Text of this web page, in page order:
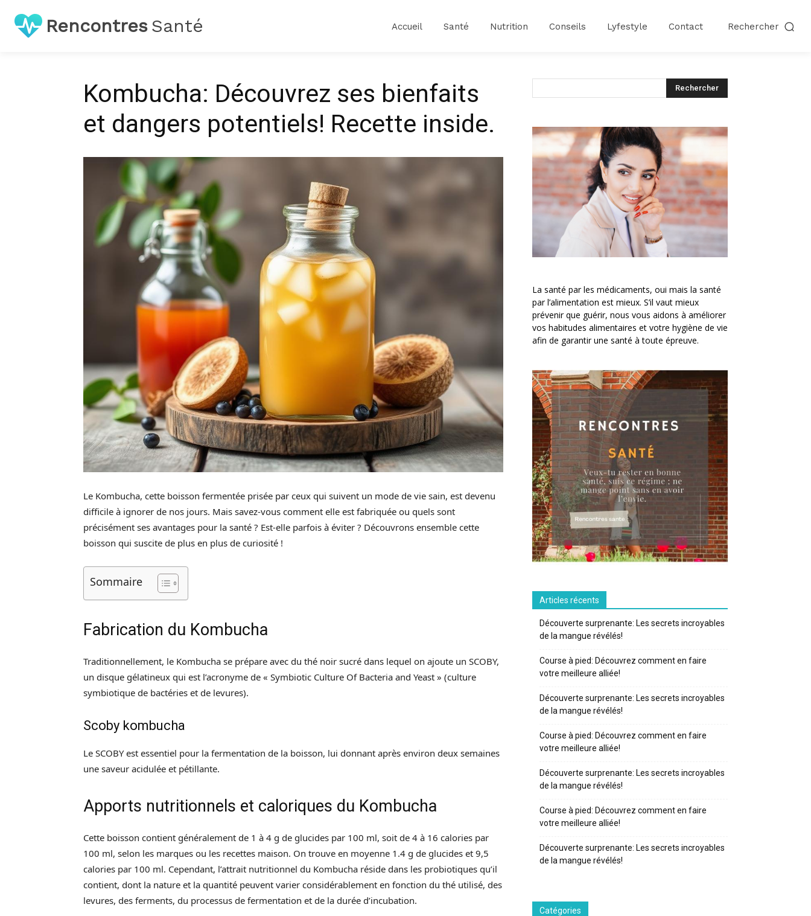
Rencontres Santé Accueil Santé Nutrition Conseils Lyfestyle Contact Rechercher
Kombucha: Découvrez ses bienfaits
et dangers potentiels! Recette inside.
Le Kombucha, cette boisson fermentée prisée par ceux qui suivent un mode de vie sain, est devenu
difficile à ignorer de nos jours. Mais savez-vous comment elle est fabriquée ou quels sont
précisément ses avantages pour la santé ? Est-elle parfois à éviter ? Découvrons ensemble cette
boisson qui suscite de plus en plus de curiosité !
Sommaire
Fabrication du Kombucha
Traditionnellement, le Kombucha se prépare avec du thé noir sucré dans lequel on ajoute un SCOBY,
un disque gélatineux qui est l’acronyme de « Symbiotic Culture Of Bacteria and Yeast » (culture
symbiotique de bactéries et de levures).
Scoby kombucha
Le SCOBY est essentiel pour la fermentation de la boisson, lui donnant après environ deux semaines
une saveur acidulée et pétillante.
Apports nutritionnels et caloriques du Kombucha
Cette boisson contient généralement de 1 à 4 g de glucides par 100 ml, soit de 4 à 16 calories par
100 ml, selon les marques ou les recettes maison. On trouve en moyenne 1.4 g de glucides et 9,5
calories par 100 ml. Cependant, l’attrait nutritionnel du Kombucha réside dans les probiotiques qu’il
contient, dont la nature et la quantité peuvent varier considérablement en fonction du thé utilisé, des
levures, des ferments, du processus de fermentation et de la durée d’incubation.
La santé par les médicaments, oui mais la santé
par l’alimentation est mieux. S’il vaut mieux
prévenir que guérir, nous vous aidons à améliorer
vos habitudes alimentaires et votre hygiène de vie
afin de garantir une santé à toute épreuve.
Articles récents
Découverte surprenante: Les secrets incroyables
de la mangue révélés!
Course à pied: Découvrez comment en faire
votre meilleure alliée!
Découverte surprenante: Les secrets incroyables
de la mangue révélés!
Course à pied: Découvrez comment en faire
votre meilleure alliée!
Découverte surprenante: Les secrets incroyables
de la mangue révélés!
Course à pied: Découvrez comment en faire
votre meilleure alliée!
Découverte surprenante: Les secrets incroyables
de la mangue révélés!
Catégories